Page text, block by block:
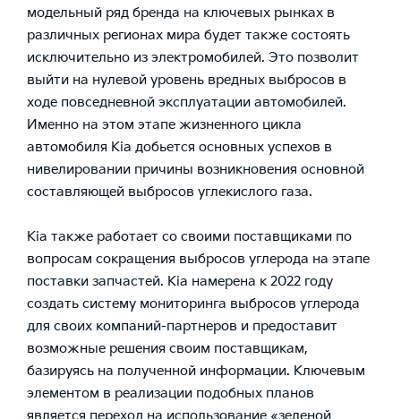
модельный ряд бренда на ключевых рынках в
различных регионах мира будет также состоять
исключительно из электромобилей. Это позволит
выйти на нулевой уровень вредных выбросов в
ходе повседневной эксплуатации автомобилей.
Именно на этом этапе жизненного цикла
автомобиля Kia добьется основных успехов в
нивелировании причины возникновения основной
составляющей выбросов углекислого газа.
Kia также работает со своими поставщиками по
вопросам сокращения выбросов углерода на этапе
поставки запчастей. Kia намерена к 2022 году
создать систему мониторинга выбросов углерода
для своих компаний-партнеров и предоставит
возможные решения своим поставщикам,
базируясь на полученной информации. Ключевым
элементом в реализации подобных планов